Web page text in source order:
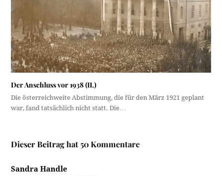
Der Anschluss vor 1938 (II.)
Die österreichweite Abstimmung, die für den März 1921 geplant
war, fand tatsächlich nicht statt. Die…
Dieser Beitrag hat 50 Kommentare
Sandra Handle